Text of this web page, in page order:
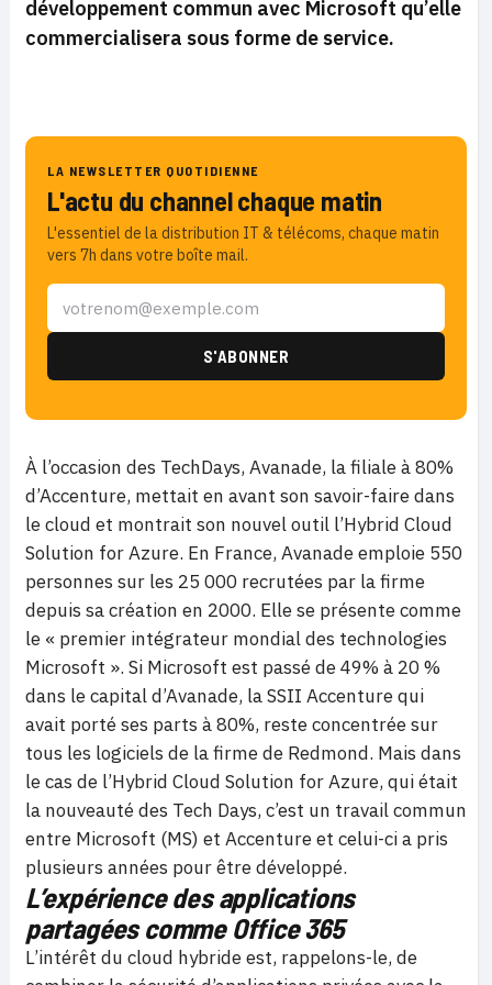
développement commun avec Microsoft qu’elle
commercialisera sous forme de service.
LA NEWSLETTER QUOTIDIENNE
L'actu du channel chaque matin
L'essentiel de la distribution IT & télécoms, chaque matin
vers 7h dans votre boîte mail.
À l’occasion des TechDays, Avanade, la filiale à 80%
d’Accenture, mettait en avant son savoir-faire dans
le cloud et montrait son nouvel outil l’Hybrid Cloud
Solution for Azure. En France, Avanade emploie 550
personnes sur les 25 000 recrutées par la firme
depuis sa création en 2000. Elle se présente comme
le « premier intégrateur mondial des technologies
Microsoft ». Si Microsoft est passé de 49% à 20 %
dans le capital d’Avanade, la SSII Accenture qui
avait porté ses parts à 80%, reste concentrée sur
tous les logiciels de la firme de Redmond. Mais dans
le cas de l’Hybrid Cloud Solution for Azure, qui était
la nouveauté des Tech Days, c’est un travail commun
entre Microsoft (MS) et Accenture et celui-ci a pris
plusieurs années pour être développé.
L’expérience des applications
partagées comme Office 365
L’intérêt du cloud hybride est, rappelons-le, de